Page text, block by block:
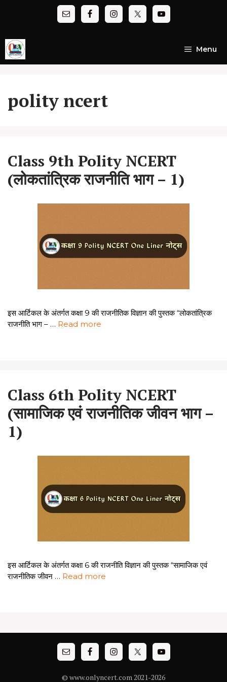
Menu
polity ncert
Class 9th Polity NCERT
(लोकतांत्रिक राजनीति भाग – 1)
इस आर्टिकल के अंतर्गत कक्षा 9 की राजनीतिक विज्ञान की पुस्तक “लोकतांत्रिक
राजनीति भाग – … Read more
Class 6th Polity NCERT
(सामाजिक एवं राजनीतिक जीवन भाग –
1)
इस आर्टिकल के अंतर्गत कक्षा 6 की राजनीति विज्ञान की पुस्तक “सामाजिक एवं
राजनीतिक जीवन … Read more
© www.onlyncert.com 2021-2026